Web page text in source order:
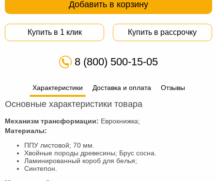
Добавить в корзину
Купить в 1 клик Купить в рассрочку
8 (800) 500-15-05
Характеристики Доставка и оплата Отзывы
Основные характеристики товара
Механизм трансформации: Еврокнижка;
Материалы:
ППУ листовой; 70 мм.
Хвойные породы древесины; Брус сосна.
Ламинированный короб для белья;
Синтепон.